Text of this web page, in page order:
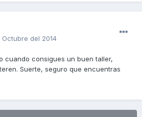
Octubre del 2014
cuando consigues un buen taller,
Suerte, seguro que encuentras